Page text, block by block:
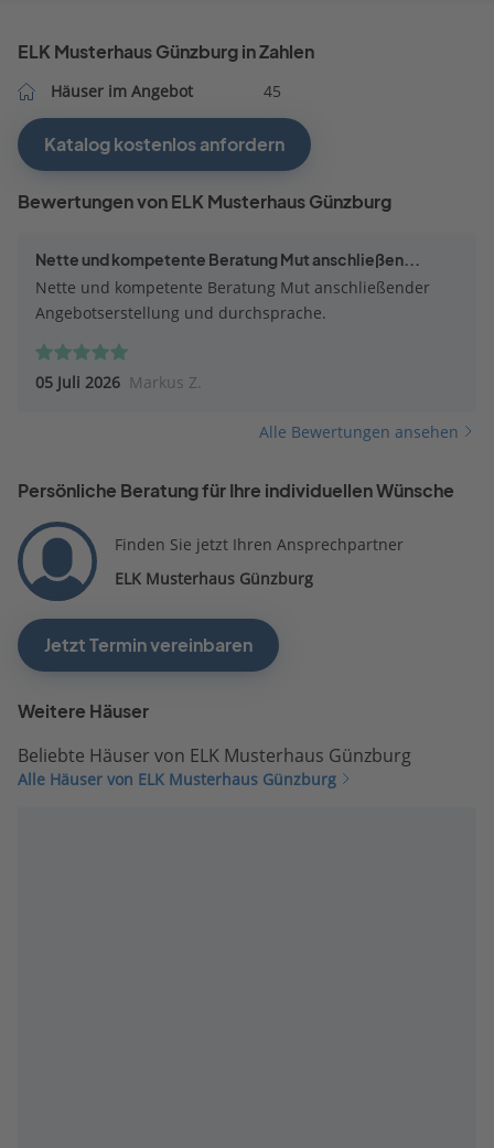
ELK Musterhaus Günzburg in Zahlen
Häuser im Angebot 45
Katalog kostenlos anfordern
Bewertungen von ELK Musterhaus Günzburg
Nette und kompetente Beratung Mut anschließen...
Nette und kompetente Beratung Mut anschließender
Angebotserstellung und durchsprache.
05 Juli 2026 Markus Z.
Alle Bewertungen ansehen
Persönliche Beratung für Ihre individuellen Wünsche
Finden Sie jetzt Ihren Ansprechpartner
ELK Musterhaus Günzburg
Jetzt Termin vereinbaren
Weitere Häuser
Beliebte Häuser von ELK Musterhaus Günzburg
Alle Häuser von ELK Musterhaus Günzburg